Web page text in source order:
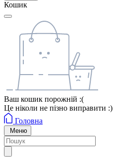
Кошик
Ваш кошик порожній :(
Це ніколи не пізно виправити :)
Головна
Меню